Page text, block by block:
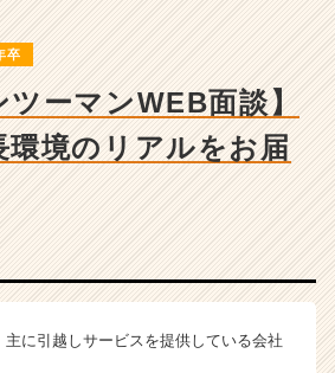
が
届
卒
ツーマンWEB面談】
環境のリアルをお届
に引越しサービスを提供している会社